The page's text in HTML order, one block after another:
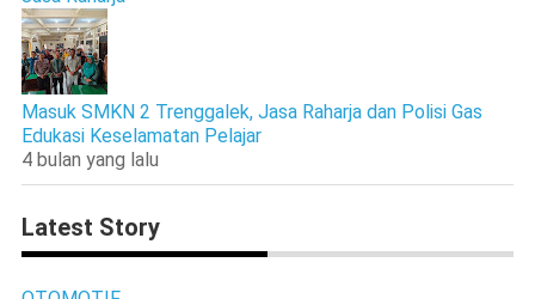
Masuk SMKN 2 Trenggalek, Jasa Raharja dan Polisi Gas
Edukasi Keselamatan Pelajar
4 bulan yang lalu
Latest Story